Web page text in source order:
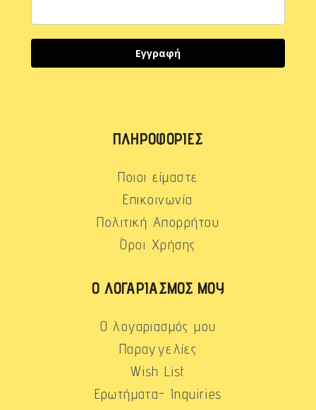
Εγγραφή
ΠΛΗΡΟΦΟΡΊΕΣ
Ποιοι είμαστε
Επικοινωνία
Πολιτική Απορρήτου
Όροι Χρήσης
Ο ΛΟΓΑΡΙΑΣΜΌΣ ΜΟΥ
Ο λογαριασμός μου
Παραγγελίες
Wish List
Ερωτήματα- Inquiries